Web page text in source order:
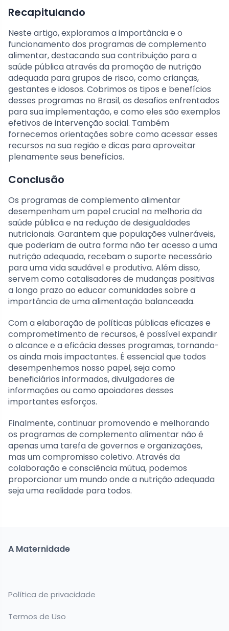
Recapitulando
Neste artigo, exploramos a importância e o
funcionamento dos programas de complemento
alimentar, destacando sua contribuição para a
saúde pública através da promoção de nutrição
adequada para grupos de risco, como crianças,
gestantes e idosos. Cobrimos os tipos e benefícios
desses programas no Brasil, os desafios enfrentados
para sua implementação, e como eles são exemplos
efetivos de intervenção social. Também
fornecemos orientações sobre como acessar esses
recursos na sua região e dicas para aproveitar
plenamente seus benefícios.
Conclusão
Os programas de complemento alimentar
desempenham um papel crucial na melhoria da
saúde pública e na redução de desigualdades
nutricionais. Garantem que populações vulneráveis,
que poderiam de outra forma não ter acesso a uma
nutrição adequada, recebam o suporte necessário
para uma vida saudável e produtiva. Além disso,
servem como catalisadores de mudanças positivas
a longo prazo ao educar comunidades sobre a
importância de uma alimentação balanceada.
Com a elaboração de políticas públicas eficazes e
comprometimento de recursos, é possível expandir
o alcance e a eficácia desses programas, tornando-
os ainda mais impactantes. É essencial que todos
desempenhemos nosso papel, seja como
beneficiários informados, divulgadores de
informações ou como apoiadores desses
importantes esforços.
Finalmente, continuar promovendo e melhorando
os programas de complemento alimentar não é
apenas uma tarefa de governos e organizações,
mas um compromisso coletivo. Através da
colaboração e consciência mútua, podemos
proporcionar um mundo onde a nutrição adequada
seja uma realidade para todos.
A Maternidade
Política de privacidade
Termos de Uso